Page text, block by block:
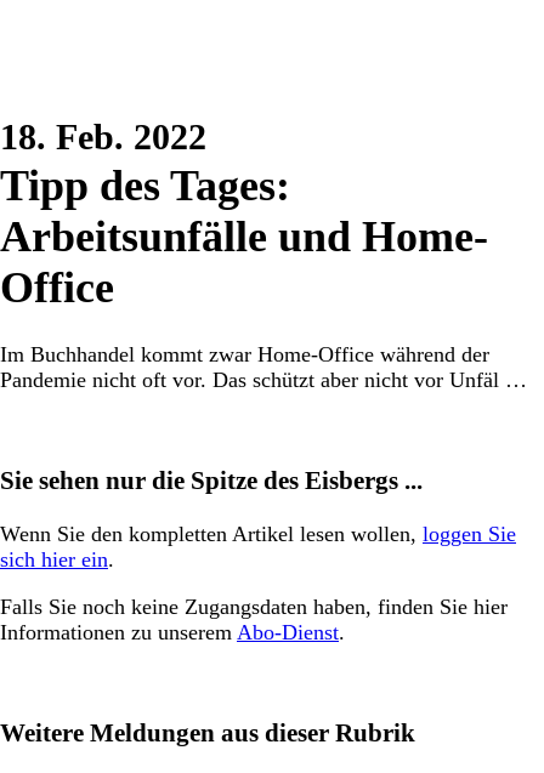
18. Feb. 2022
Tipp des Tages:
Arbeitsunfälle und Home-
Office
Im Buchhandel kommt zwar Home-Office während der
Pandemie nicht oft vor. Das schützt aber nicht vor Unfäl …
Sie sehen nur die Spitze des Eisbergs ...
Wenn Sie den kompletten Artikel lesen wollen, loggen Sie
sich hier ein.
Falls Sie noch keine Zugangsdaten haben, finden Sie hier
Informationen zu unserem Abo-Dienst.
Weitere Meldungen aus dieser Rubrik